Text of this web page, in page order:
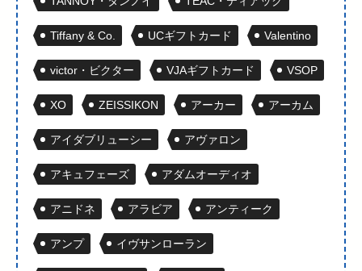
Tiffany & Co. UCギフトカード Valentino
victor・ビクター VJAギフトカード VSOP
XO ZEISSIKON アーカー アーカム
アイダブリューシー アヴァロン
アキュフェーズ アダムオーディオ
アニドネ アラビア アンティーク
アンプ イヴサンローラン